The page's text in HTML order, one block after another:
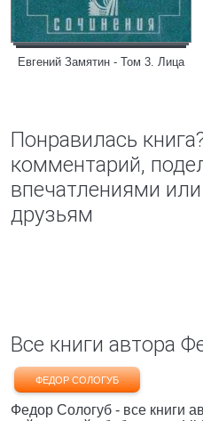
Евгений Замятин - Том 3. Лица
Понравилась
комментарий,
впечатлениями
друзьям
Все книги автора
ФЕДОР СОЛОГУБ
Федор Сологуб - все книги